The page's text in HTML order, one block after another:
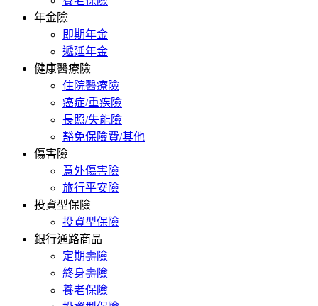
年金險
即期年金
遞延年金
健康醫療險
住院醫療險
癌症/重疾險
長照/失能險
豁免保險費/其他
傷害險
意外傷害險
旅行平安險
投資型保險
投資型保險
銀行通路商品
定期壽險
終身壽險
養老保險